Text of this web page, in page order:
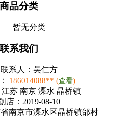
商品分类
暂无分类
联系我们
联系人： 吴仁方
186014088** (查看)
江苏 南京 溧水 晶桥镇
店： 2019-08-10
南京市溧水区晶桥镇邰村